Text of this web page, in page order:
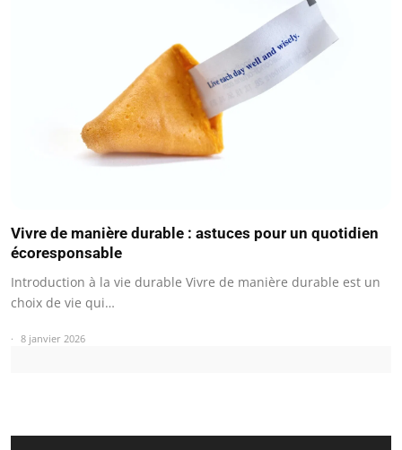
Vivre de manière durable : astuces pour un quotidien
écoresponsable
Introduction à la vie durable Vivre de manière durable est un
choix de vie qui…
8 janvier 2026